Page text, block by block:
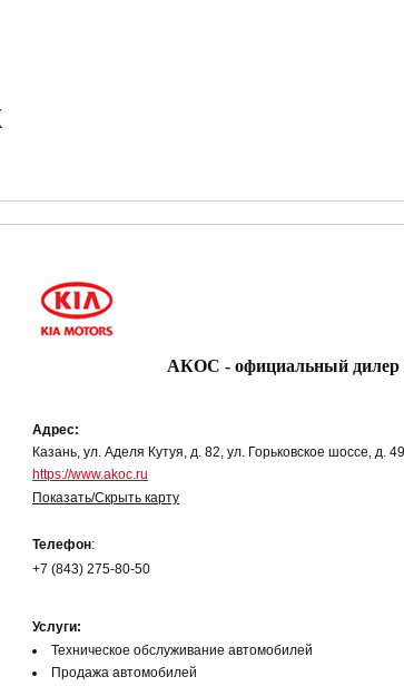
АКОС - официальный дилер
Адрес:
Казань, ул. Аделя Кутуя, д. 82, ул. Горьковское шоссе, д.
https://www.akoc.ru
Показать/Скрыть карту
Телефон:
+7 (843) 275-80-50
Услуги:
Техническое обслуживание автомобилей
Продажа автомобилей